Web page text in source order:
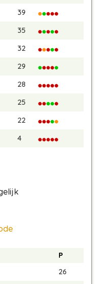
39
35
32
29
28
25
22
4
P
26